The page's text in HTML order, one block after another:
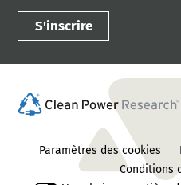
S'inscrire
Paramètres des cookies
Conditions